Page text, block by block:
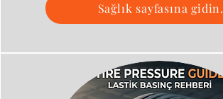
Sağlık sayfasına gidin.